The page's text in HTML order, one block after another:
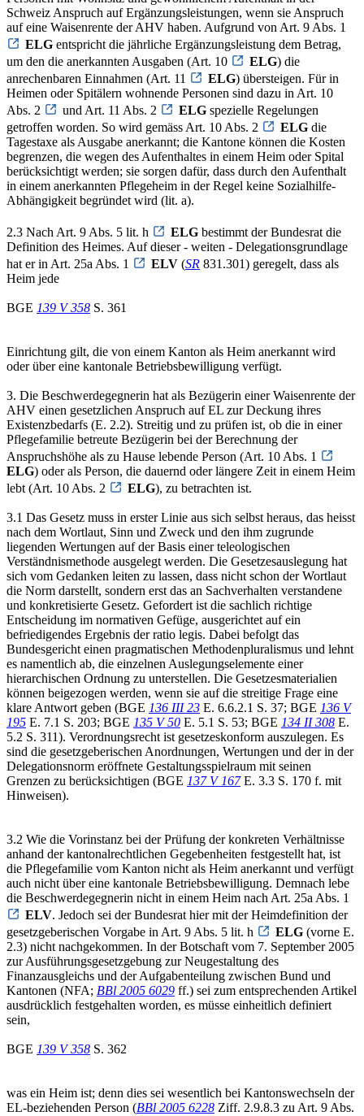
Schweiz Anspruch auf Ergänzungsleistungen, wenn sie Anspruch
auf eine Waisenrente der AHV haben. Aufgrund von Art. 9 Abs. 1
ELG entspricht die jährliche Ergänzungsleistung dem Betrag,
um den die anerkannten Ausgaben (Art. 10
ELG) die
anrechenbaren Einnahmen (Art. 11
ELG) übersteigen. Für in
Heimen oder Spitälern wohnende Personen sind dazu in Art. 10
Abs. 2
und Art. 11 Abs. 2 ELG spezielle Regelungen
getroffen worden. So wird gemäss Art. 10 Abs. 2
ELG die
Tagestaxe als Ausgabe anerkannt; die Kantone können die Kosten
begrenzen, die wegen des Aufenthaltes in einem Heim oder Spital
berücksichtigt werden; sie sorgen dafür, dass durch den Aufenthalt
in einem anerkannten Pflegeheim in der Regel keine Sozialhilfe-
Abhängigkeit begründet wird (lit. a).
2.3 Nach Art. 9 Abs. 5 lit. h ELG bestimmt der Bundesrat die
Definition des Heimes. Auf dieser - weiten - Delegationsgrundlage
hat er in Art. 25a Abs. 1
ELV (SR 831.301) geregelt, dass als
Heim jede
BGE 139 V 358 S. 361
Einrichtung gilt, die von einem Kanton als Heim anerkannt wird
oder über eine kantonale Betriebsbewilligung verfügt.
3. Die Beschwerdegegnerin hat als Bezügerin einer Waisenrente der
AHV einen gesetzlichen Anspruch auf EL zur Deckung ihres
Existenzbedarfs (E. 2.2). Streitig und zu prüfen ist, ob die in einer
Pflegefamilie betreute Bezügerin bei der Berechnung der
Anspruchshöhe als zu Hause lebende Person (Art. 10 Abs. 1
ELG) oder als Person, die dauernd oder längere Zeit in einem Heim
lebt (Art. 10 Abs. 2
ELG), zu betrachten ist.
3.1 Das Gesetz muss in erster Linie aus sich selbst heraus, das heisst
nach dem Wortlaut, Sinn und Zweck und den ihm zugrunde
liegenden Wertungen auf der Basis einer teleologischen
Verständnismethode ausgelegt werden. Die Gesetzesauslegung hat
sich vom Gedanken leiten zu lassen, dass nicht schon der Wortlaut
die Norm darstellt, sondern erst das an Sachverhalten verstandene
und konkretisierte Gesetz. Gefordert ist die sachlich richtige
Entscheidung im normativen Gefüge, ausgerichtet auf ein
befriedigendes Ergebnis der ratio legis. Dabei befolgt das
Bundesgericht einen pragmatischen Methodenpluralismus und lehnt
es namentlich ab, die einzelnen Auslegungselemente einer
hierarchischen Ordnung zu unterstellen. Die Gesetzesmaterialien
können beigezogen werden, wenn sie auf die streitige Frage eine
klare Antwort geben (BGE 136 III 23 E. 6.6.2.1 S. 37; BGE 136 V
195 E. 7.1 S. 203; BGE 135 V 50 E. 5.1 S. 53; BGE 134 II 308 E.
5.2 S. 311). Verordnungsrecht ist gesetzeskonform auszulegen. Es
sind die gesetzgeberischen Anordnungen, Wertungen und der in der
Delegationsnorm eröffnete Gestaltungsspielraum mit seinen
Grenzen zu berücksichtigen (BGE 137 V 167E. 3.3 S. 170 f. mit
Hinweisen).
3.2 Wie die Vorinstanz bei der Prüfung der konkreten Verhältnisse
anhand der kantonalrechtlichen Gegebenheiten festgestellt hat, ist
die Pflegefamilie vom Kanton nicht als Heim anerkannt und verfügt
auch nicht über eine kantonale Betriebsbewilligung. Demnach lebe
die Beschwerdegegnerin nicht in einem Heim nach Art. 25a Abs. 1
ELV. Jedoch sei der Bundesrat hier mit der Heimdefinition der
gesetzgeberischen Vorgabe in Art. 9 Abs. 5 lit. h
ELG (vorne E.
2.3) nicht nachgekommen. In der Botschaft vom 7. September 2005
zur Ausführungsgesetzgebung zur Neugestaltung des
Finanzausgleichs und der Aufgabenteilung zwischen Bund und
Kantonen (NFA; BBl 2005 6029 ff.) sei zum entsprechenden Artikel
ausdrücklich festgehalten worden, es müsse einheitlich definiert
sein,
BGE 139 V 358 S. 362
was ein Heim ist; denn dies sei wesentlich bei Kantonswechseln der
EL-beziehenden Person (BBl 2005 6228 Ziff. 2.9.8.3 zu Art. 9 Abs.